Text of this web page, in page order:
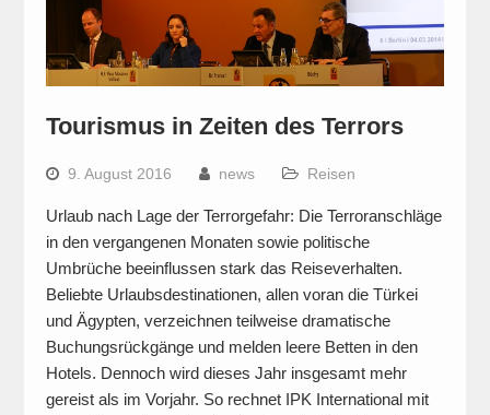
Tourismus in Zeiten des Terrors
9. August 2016 news Reisen
Urlaub nach Lage der Terrorgefahr: Die Terroranschläge
in den vergangenen Monaten sowie politische
Umbrüche beeinflussen stark das Reiseverhalten.
Beliebte Urlaubsdestinationen, allen voran die Türkei
und Ägypten, verzeichnen teilweise dramatische
Buchungsrückgänge und melden leere Betten in den
Hotels. Dennoch wird dieses Jahr insgesamt mehr
gereist als im Vorjahr. So rechnet IPK International mit